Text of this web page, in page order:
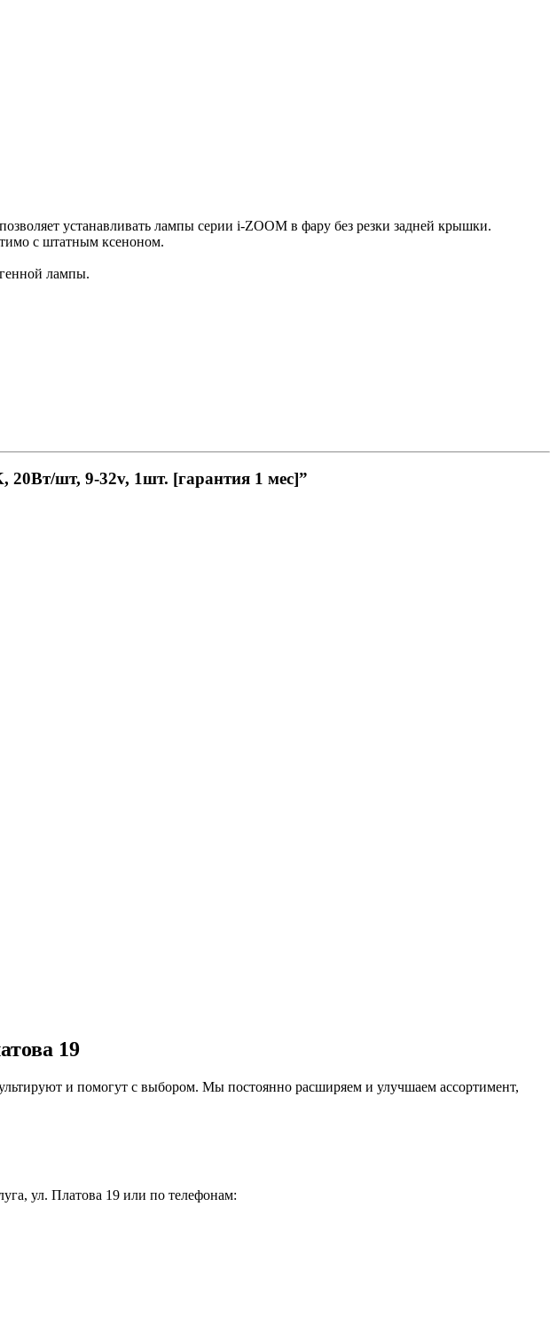
устанавливать лампы серии i-ZOOM в фару без резки задней крышки.
с штатным ксеноном.
лампы.
шт, 9-32v, 1шт. [гарантия 1 мес]”
19
и помогут с выбором. Мы постоянно расширяем и улучшаем ассортимент,
ул. Платова 19 или по телефонам: